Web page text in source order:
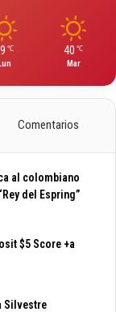
℃ 40 ℃
Mar
Comentarios
al colombiano
del Espring”
$5 Score +a
Silvestre